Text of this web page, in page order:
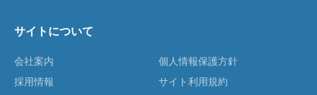
サイトについて
会社案内
採用情報
個人情報保護方針
サイト利用規約